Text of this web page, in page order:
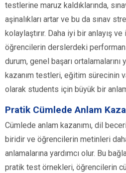
testlerine maruz kaldıklarında,
aşinalıkları artar ve bu da sınav
kolaylaştırır. Daha iyi bir anlayış
öğrencilerin derslerdeki
durum, genel başarı ortalamalarını
kazanım testleri, eğitim sürecinin
olarak students için büyük bir
Pratik Cümlede Anlam
Cümlede anlam kazanımı, dil
biridir ve öğrencilerin metinleri
anlamalarına yardımcı olur. Bu
pratik test örnekleri, öğrencilerin